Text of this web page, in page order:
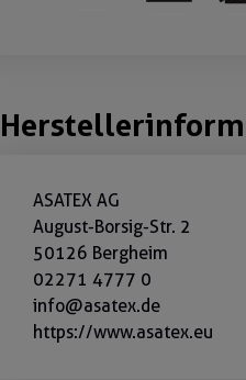
ASATEX AG
August-Borsig-Str. 2
50126 Bergheim
02271 4777 0
info@asatex.de
https://www.asatex.eu